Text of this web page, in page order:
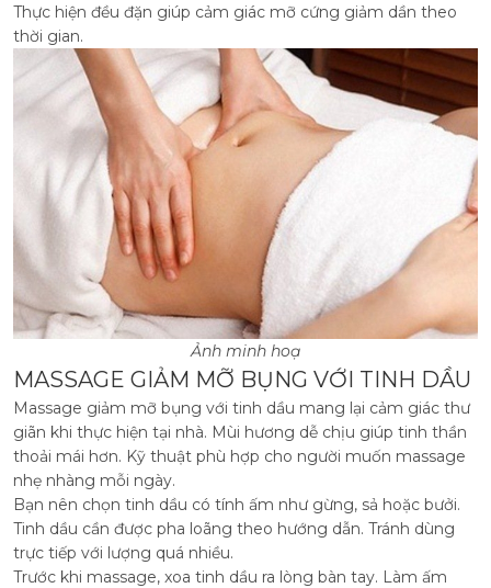
Thực hiện đều đặn giúp cảm giác mỡ cứng giảm dần theo
thời gian.
Ảnh minh hoạ
MASSAGE GIẢM MỠ BỤNG VỚI TINH DẦU
Massage giảm mỡ bụng với tinh dầu mang lại cảm giác thư
giãn khi thực hiện tại nhà. Mùi hương dễ chịu giúp tinh thần
thoải mái hơn. Kỹ thuật phù hợp cho người muốn massage
nhẹ nhàng mỗi ngày.
Bạn nên chọn tinh dầu có tính ấm như gừng, sả hoặc bưởi.
Tinh dầu cần được pha loãng theo hướng dẫn. Tránh dùng
trực tiếp với lượng quá nhiều.
Trước khi massage, xoa tinh dầu ra lòng bàn tay. Làm ấm